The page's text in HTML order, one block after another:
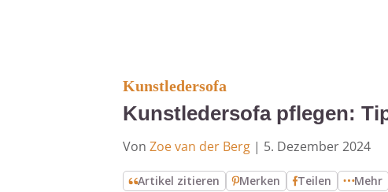
Kunstledersofa
Kunstledersofa pflegen:
Von Zoe van der Berg | 5. Dezember 2024
Artikel zitieren Merken Teilen Mehr